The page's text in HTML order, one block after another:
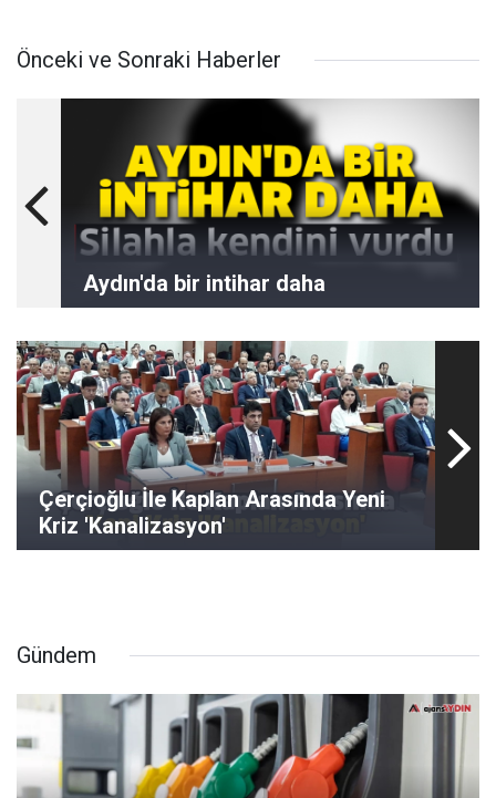
Önceki ve Sonraki Haberler
Aydın'da bir intihar daha
Çerçioğlu İle Kaplan Arasında Yeni
Kriz 'Kanalizasyon'
Gündem